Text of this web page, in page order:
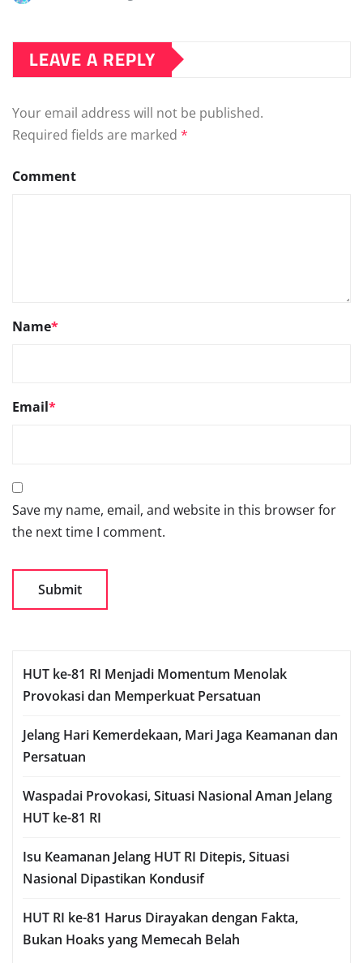
LEAVE A REPLY
Your email address will not be published.
Required fields are marked *
Comment
Name*
Email*
Save my name, email, and website in this browser for
the next time I comment.
HUT ke-81 RI Menjadi Momentum Menolak
Provokasi dan Memperkuat Persatuan
Jelang Hari Kemerdekaan, Mari Jaga Keamanan dan
Persatuan
Waspadai Provokasi, Situasi Nasional Aman Jelang
HUT ke-81 RI
Isu Keamanan Jelang HUT RI Ditepis, Situasi
Nasional Dipastikan Kondusif
HUT RI ke-81 Harus Dirayakan dengan Fakta,
Bukan Hoaks yang Memecah Belah